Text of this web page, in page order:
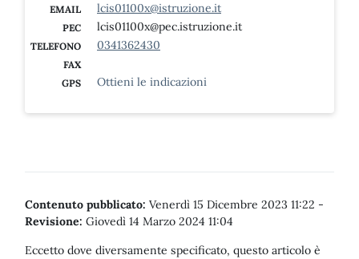
EMAIL lcis01100x@istruzione.it
PEC lcis01100x@pec.istruzione.it
TELEFONO 0341362430
FAX
GPS
Ottieni le indicazioni
Contenuto pubblicato: Venerdì 15 Dicembre 2023 11:22 -
Revisione: Giovedì 14 Marzo 2024 11:04
Eccetto dove diversamente specificato, questo articolo è